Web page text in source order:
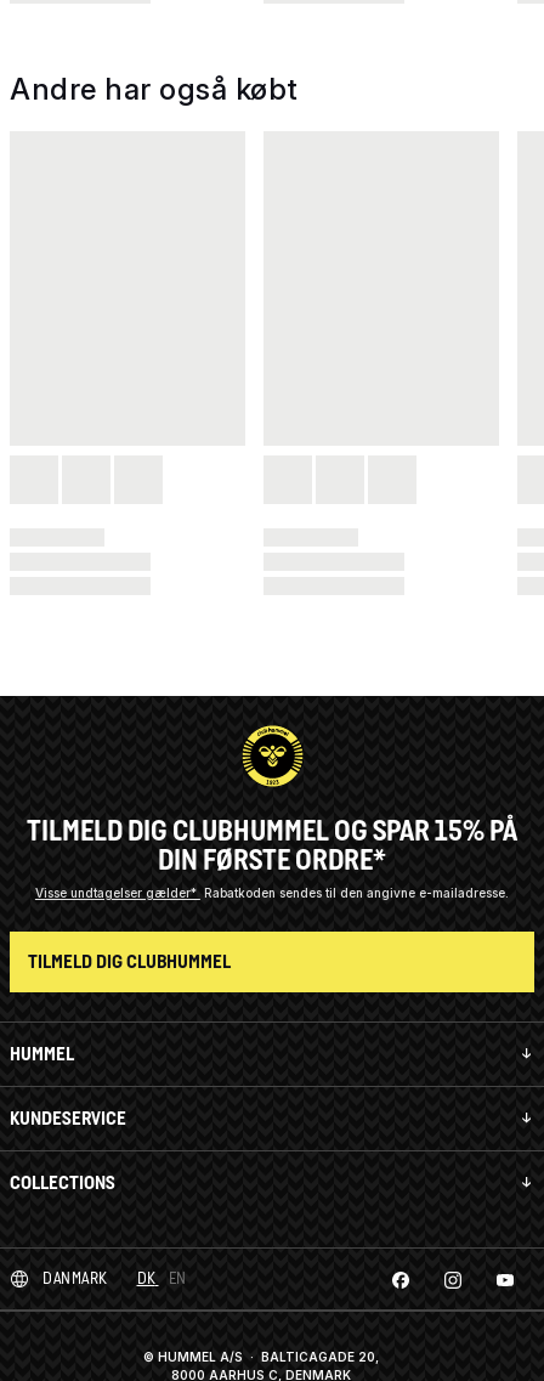
Andre har også købt
HUMMEL
KUNDESERVICE
COLLECTIONS
TILMELD DIG CLUBHUMMEL OG SPAR 15% PÅ
DIN FØRSTE ORDRE*
Visse undtagelser gælder* Rabatkoden sendes til den angivne e-mailadresse.
TILMELD DIG CLUBHUMMEL
DANMARK DK EN
© HUMMEL A/S · BALTICAGADE 20,
8000 AARHUS C, DENMARK